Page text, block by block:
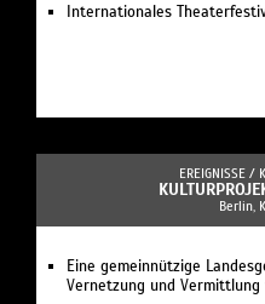
Internationales
EREIGNISSE /
Berlin,
Eine gemeinnützige
Vernetzung und